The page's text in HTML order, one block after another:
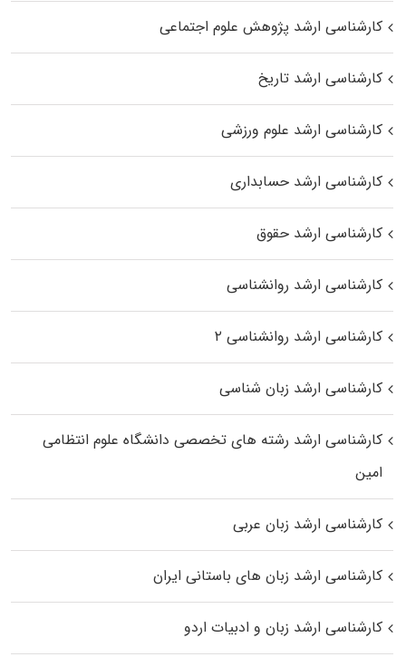
کارشناسی ارشد پژوهش علوم اجتماعی
کارشناسی ارشد تاریخ
کارشناسی ارشد علوم ورزشی
کارشناسی ارشد حسابداری
کارشناسی ارشد حقوق
کارشناسی ارشد روانشناسی
کارشناسی ارشد روانشناسی ۲
کارشناسی ارشد زبان شناسی
کارشناسی ارشد رﺷﺘﻪ ﻫﺎی تخصصی داﻧﺸﮕﺎه ﻋﻠﻮم انتظامی
اﻣﻴﻦ
کارشناسی ارشد زبان عربی
کارشناسی ارشد زبان‌ های باستانی ایران
کارشناسی ارشد زبان و ادبیات اردو